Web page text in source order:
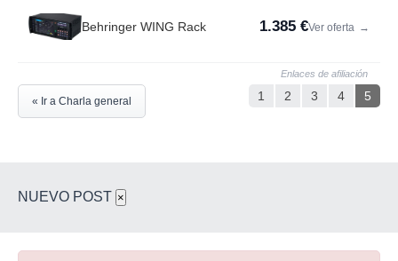
Behringer WING Rack 1.385 €Ver oferta →
Enlaces de afiliación
1 2 3 4 5
« Ir a Charla general
NUEVO POST ×